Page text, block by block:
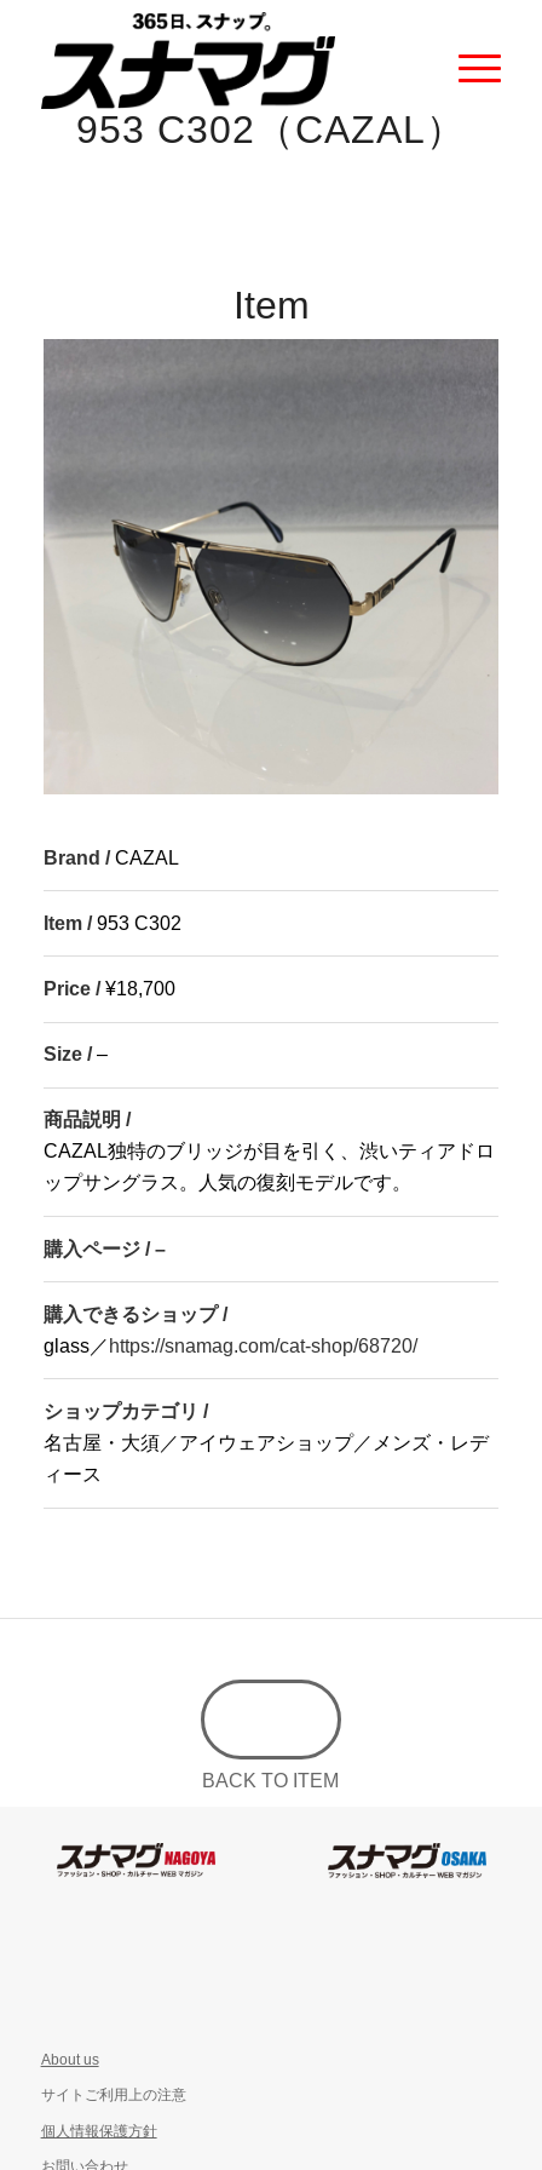
953 C302（CAZAL）
Item
Brand /CAZAL
Item /953 C302
Price /¥18,700
Size /–
商品説明 /
CAZAL独特のブリッジが目を引く、渋いティアドロ
ップサングラス。人気の復刻モデルです。
購入ページ / –
購入できるショップ /
glass／ https://snamag.com/cat-shop/68720/
ショップカテゴリ /
名古屋・大須／アイウェアショップ／メンズ・レデ
ィース
BACK TO ITEM
About us
サイトご利用上の注意
個人情報保護方針
お問い合わせ